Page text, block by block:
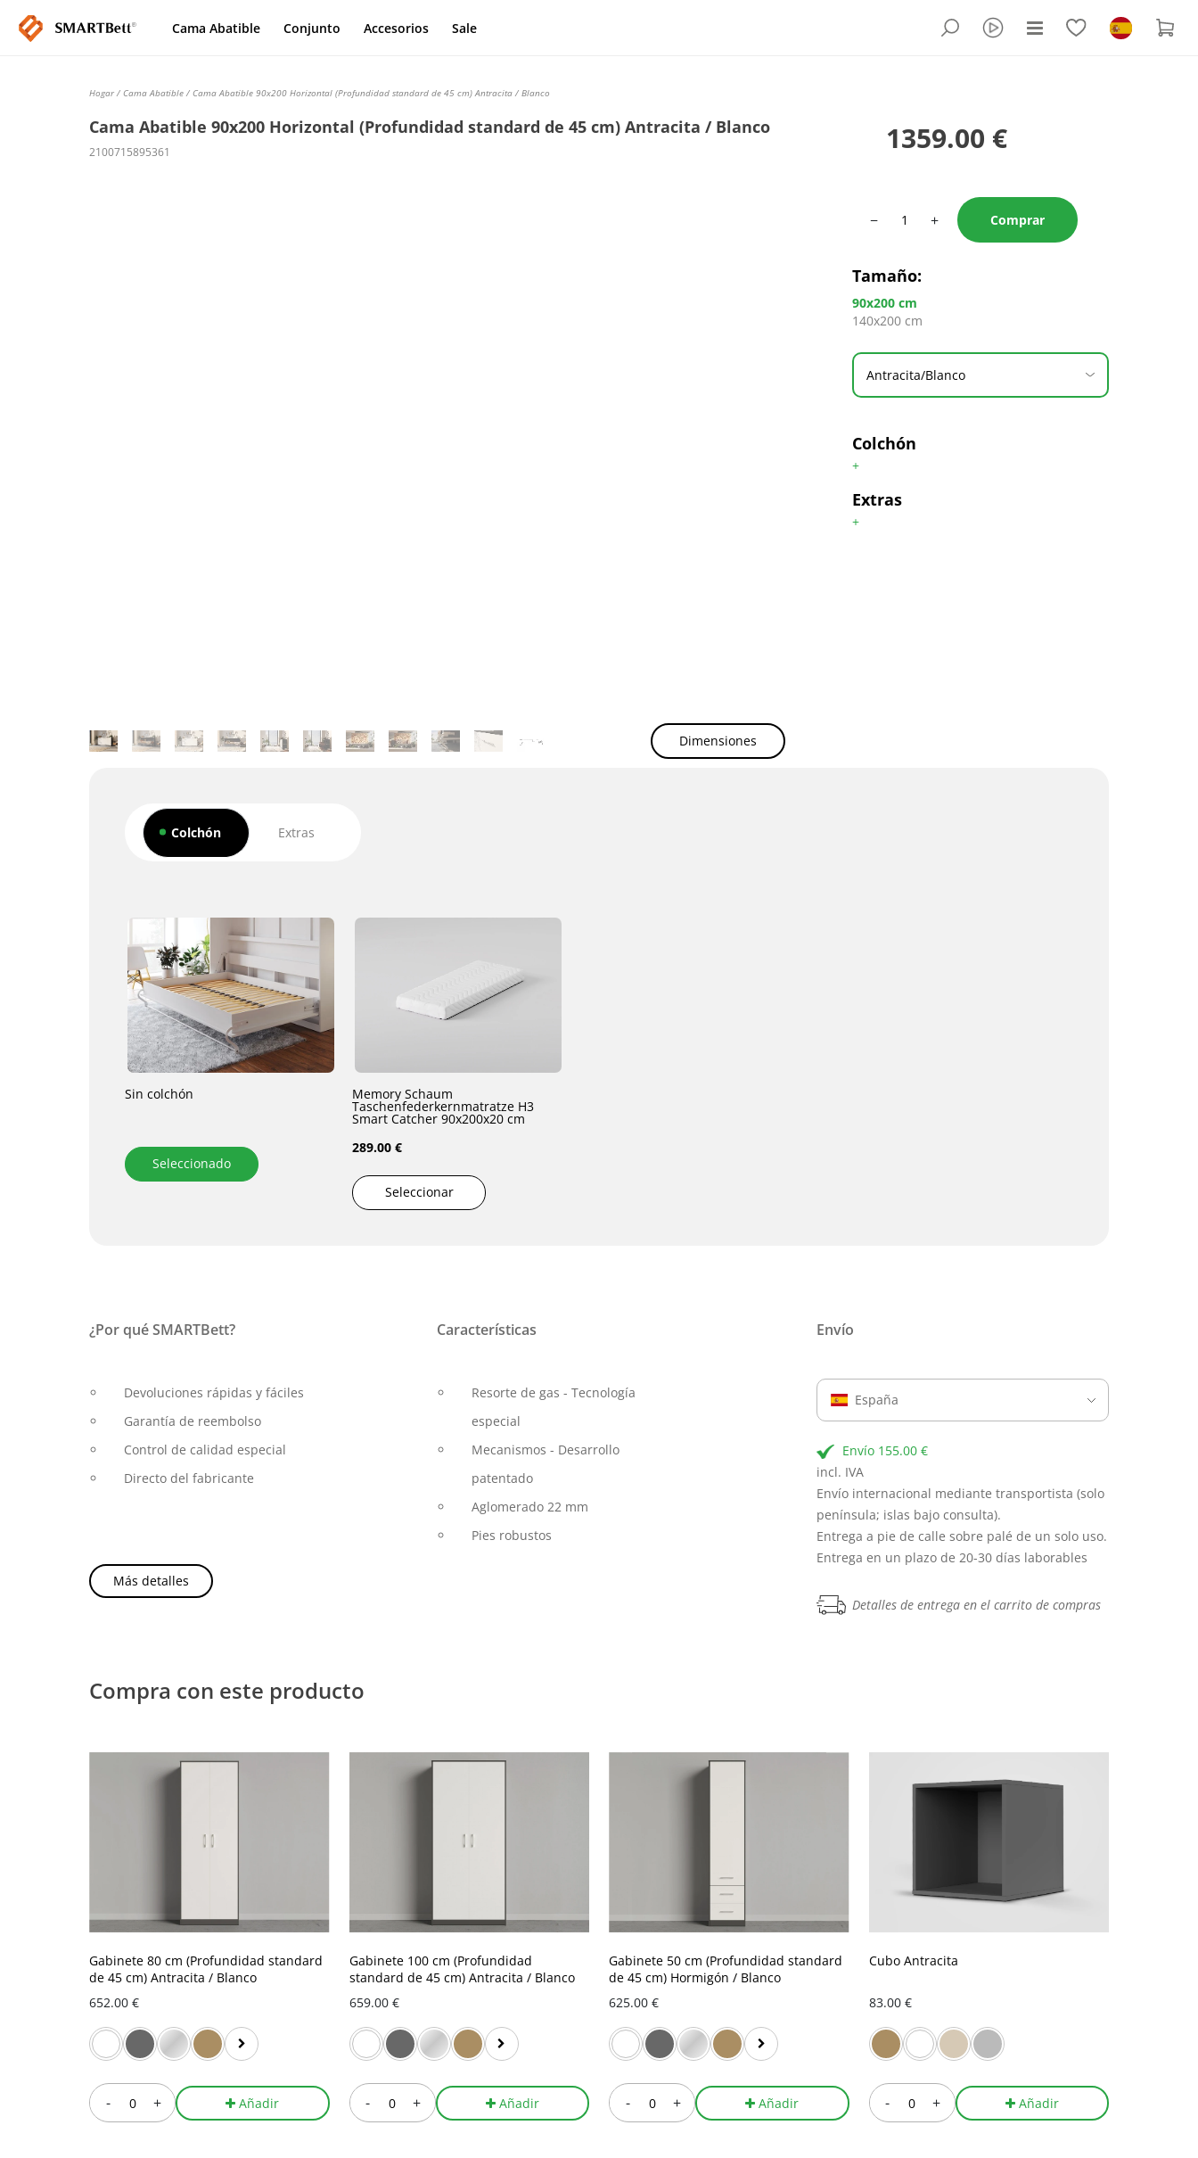
Cama Abatible Conjunto Accesorios Sale
Hogar / Cama Abatible / Cama Abatible 90x200 Horizontal (Profundidad standard de 45 cm) Antracita / Blanco
Cama Abatible 90x200 Horizontal (Profundidad standard de 45 cm) Antracita / Blanco
2100715895361 1359.00 €
Dimensiones
− + Comprar
Tamaño:
90x200 cm
140x200 cm
Antracita/Blanco
Colchón
+
Extras
+
Colchón Extras
Sin colchón
Seleccionado
Memory Schaum
Taschenfederkernmatratze H3
Smart Catcher 90x200x20 cm
289.00 €
Seleccionar
¿Por qué SMARTBett?
Devoluciones rápidas y fáciles
Garantía de reembolso
Control de calidad especial
Directo del fabricante
Características
Resorte de gas - Tecnología
especial
Mecanismos - Desarrollo
patentado
Aglomerado 22 mm
Pies robustos
Más detalles
Envío
España
Envío 155.00 €
incl. IVA
Envío internacional mediante transportista (solo
península; islas bajo consulta).
Entrega a pie de calle sobre palé de un solo uso.
Entrega en un plazo de 20-30 días laborables
Detalles de entrega en el carrito de compras
Compra con este producto
Gabinete 80 cm (Profundidad standard
de 45 cm) Antracita / Blanco
652.00 €
- + Añadir
Gabinete 100 cm (Profundidad
standard de 45 cm) Antracita / Blanco
659.00 €
- + Añadir
Gabinete 50 cm (Profundidad standard
de 45 cm) Hormigón / Blanco
625.00 €
- + Añadir
Cubo Antracita
83.00 €
- + Añadir